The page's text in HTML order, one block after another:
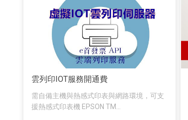
雲列印IOT服務開通費
需自備主機與熱感式印表與網路環境，可支
援熱感式印表機 EPSON TM...